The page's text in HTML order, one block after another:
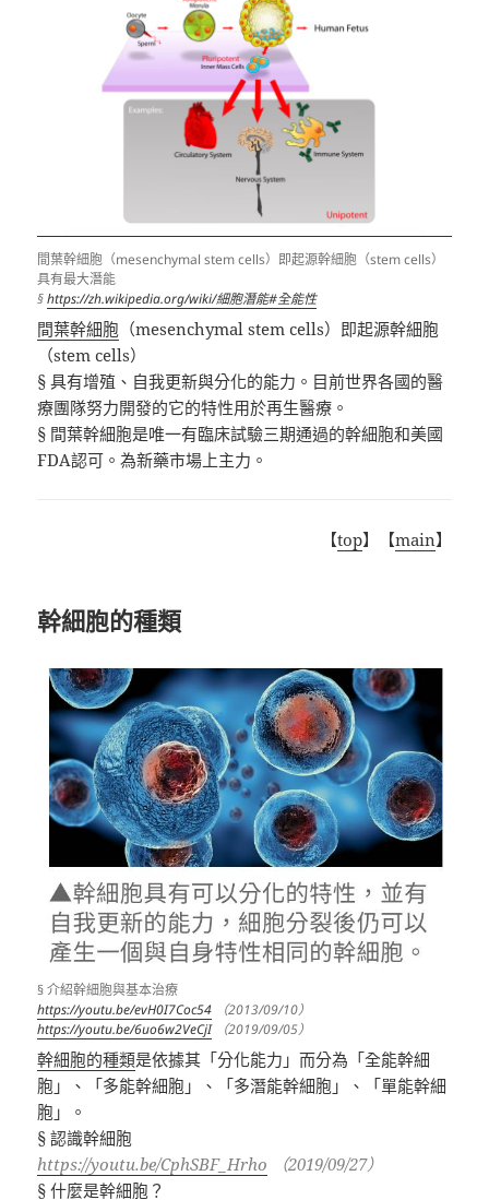
間葉幹細胞（mesenchymal stem cells）即起源幹細胞（stem cells）
具有最大潛能
§https://zh.wikipedia.org/wiki/細胞潛能#全能性
間葉幹細胞 （mesenchymal stem cells）即起源幹細胞
（stem cells）
§ 具有增殖、自我更新與分化的能力。目前世界各國的醫
療團隊努力開發的它的特性用於再生醫療。
§ 間葉幹細胞是唯一有臨床試驗三期通過的幹細胞和美國
FDA認可。為新藥市場上主力。
【top】【main】
幹細胞的種類
§ 介紹幹細胞與基本治療
https://youtu.be/evH0I7Coc54 （2013/09/10）
https://youtu.be/6uo6w2VeCjI（2019/09/05）
幹細胞的種類是依據其「分化能力」而分為「全能幹細
胞」、「多能幹細胞」、「多潛能幹細胞」、「單能幹細
胞」。
§ 認識幹細胞
https://youtu.be/CphSBF_Hrho （2019/09/27）
§ 什麼是幹細胞？